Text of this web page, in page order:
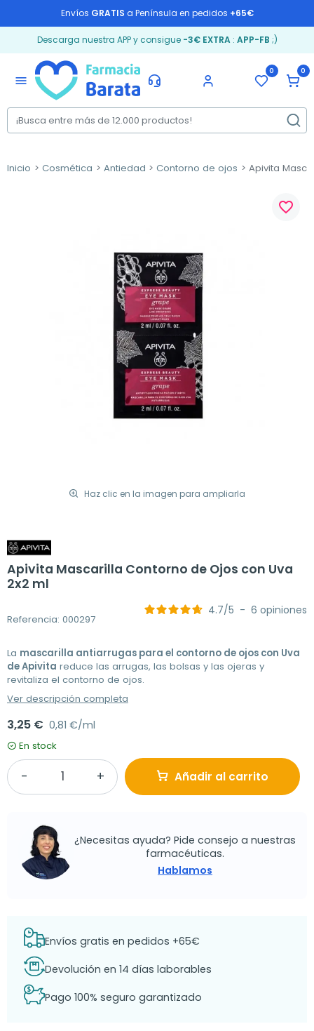
Envíos GRATIS a Península en pedidos +65€
Descarga nuestra APP y consigue -3€ EXTRA: APP-FB ;)
menu
0 0
Inicio Cosmética Antiedad Contorno de ojos Apivita
Haz clic en la imagen para ampliarla
favorite_border
Apivita Mascarilla Contorno de Ojos con Uva
2x2 ml
Referencia: 000297
4.7/5 - 6 opiniones
La mascarilla antiarrugas para el contorno de ojos con Uva
de Apivita reduce las arrugas, las bolsas y las ojeras y
revitaliza el contorno de ojos.
Ver descripción completa
3,25 € 0,81 €/ml
En stock
Añadir al carrito
¿Necesitas ayuda? Pide consejo a nuestras
farmacéuticas.
Hablamos
Envíos gratis en pedidos +65€
Devolución en 14 días laborables
Pago 100% seguro garantizado